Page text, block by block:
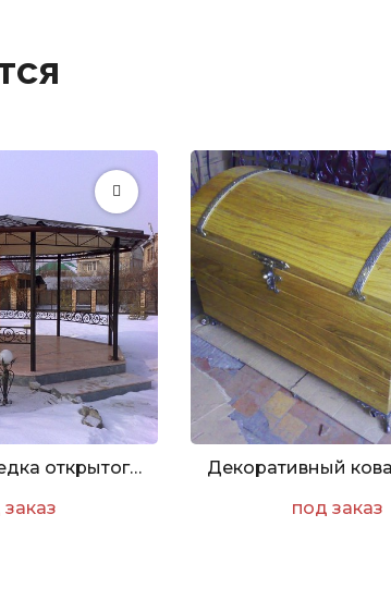
Кованая беседка открытого типа
под заказ